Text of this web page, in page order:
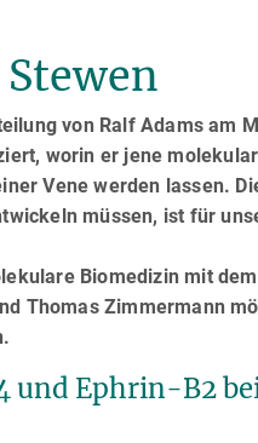
von Ralf Adams am
worin er jene
Vene werden lassen.
müssen, ist für
Biomedizin mit dem
Thomas Zimmermann
und Ephrin-B2